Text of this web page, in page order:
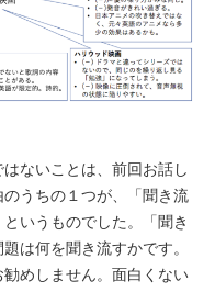
ないことは、前回お話し
うちの１つが、「聞き流
いうものでした。「聞き
は何を聞き流すかです。
めしません。面白くない